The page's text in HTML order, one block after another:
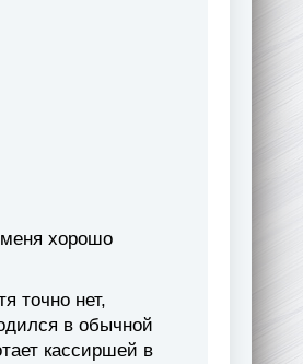
хорошо
точно нет,
в обычной
кассиршей в